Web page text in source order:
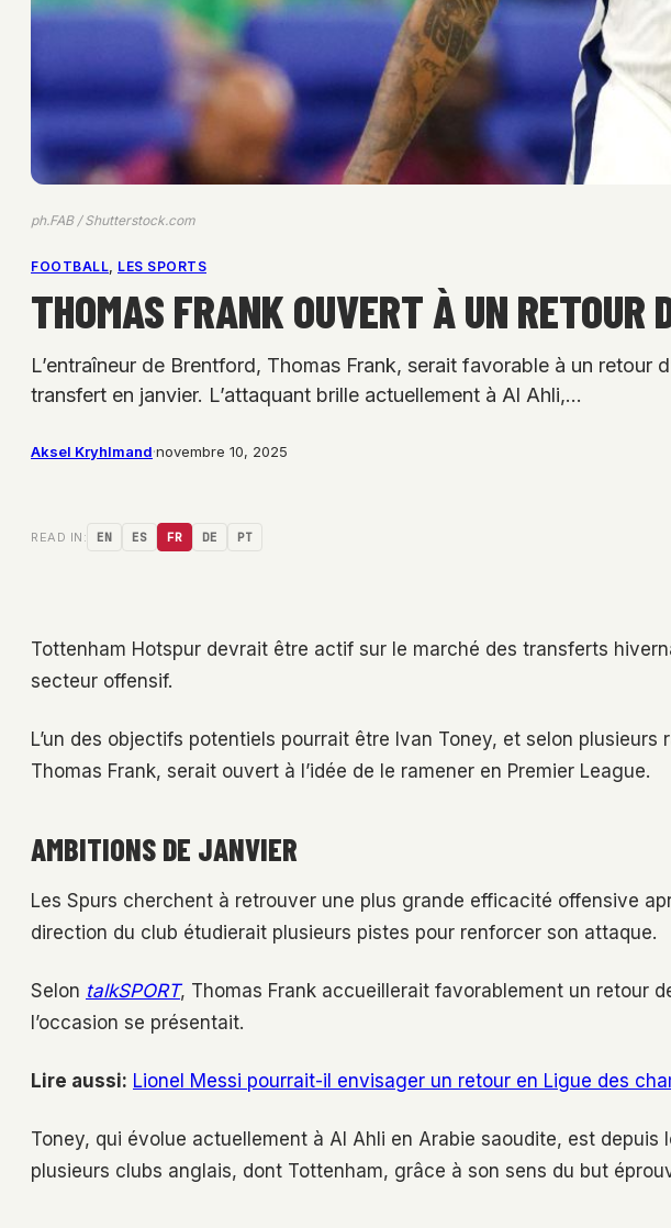
ph.FAB / Shutterstock.com
FOOTBALL, LES SPORTS
THOMAS FRANK OUVERT À UN RETOUR
L’entraîneur de Brentford, Thomas Frank, serait favorable à un
transfert en janvier. L’attaquant brille actuellement à Al Ahli,…
Aksel Kryhlmand·novembre 10, 2025
READ IN: EN ES FR DE PT
Tottenham Hotspur devrait être actif sur le marché des transferts
secteur offensif.
L’un des objectifs potentiels pourrait être Ivan Toney, et selon plusieurs
Thomas Frank, serait ouvert à l’idée de le ramener en Premier League.
AMBITIONS DE JANVIER
Les Spurs cherchent à retrouver une plus grande efficacité offensive
direction du club étudierait plusieurs pistes pour renforcer son attaque.
Selon talkSPORT, Thomas Frank accueillerait favorablement un retour
l’occasion se présentait.
Lire aussi: Lionel Messi pourrait-il envisager un retour en Ligue des
Toney, qui évolue actuellement à Al Ahli en Arabie saoudite, est depuis
plusieurs clubs anglais, dont Tottenham, grâce à son sens du but